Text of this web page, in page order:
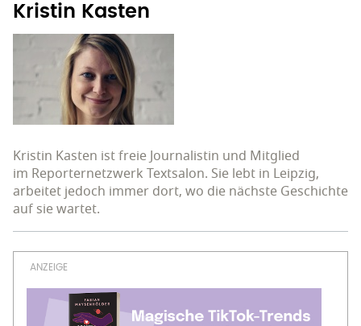
Kristin Kasten
Kristin Kasten ist freie Journalistin und Mitglied
im Reporternetzwerk Textsalon. Sie lebt in Leipzig,
arbeitet jedoch immer dort, wo die nächste Geschichte
auf sie wartet.